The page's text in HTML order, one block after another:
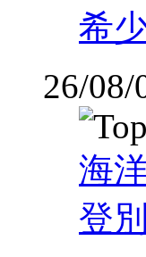
希
26/08/
海
登